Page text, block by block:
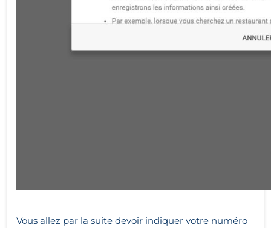
Vous allez par la suite devoir indiquer votre numéro